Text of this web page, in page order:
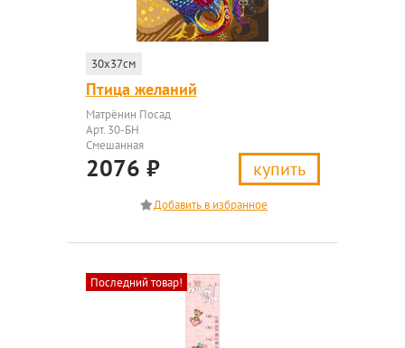
30x37см
Птица желаний
Матрёнин Посад
Арт. 30-БН
Смешанная
2076 ₽ купить
Последний товар!